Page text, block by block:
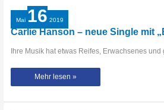
in
der
Hamburger
Mai 16 2019
Carlie Hanson – neue Single mit
Ihre Musik hat etwas Reifes, Erwachsenes
Carlie
Single
Mehr lesen »